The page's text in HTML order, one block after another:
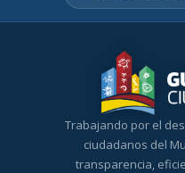
Trabajando por el
ciudadanos del
transparencia,